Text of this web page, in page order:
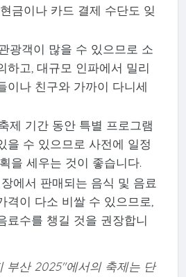
금이나 카드 결제 수단도 잊
광객이 많을 수 있으므로 소
하고, 대규모 인파에서 밀리
이나 친구와 가까이 다니세
제 기간 동안 특별 프로그램
을 수 있으므로 사전에 일정
을 세우는 것이 좋습니다.
에서 판매되는 음식 및 음료
격이 다소 비쌀 수 있으므로,
료수를 챙길 것을 권장합니
부산 2025"에서의 축제는 단